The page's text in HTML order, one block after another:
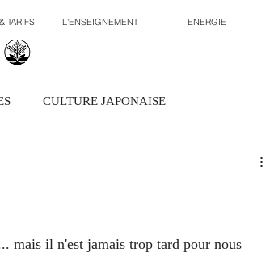
TARIFS L'ENSEIGNEMENT ENERGIE
CULTURE JAPONAISE
mais il n'est jamais trop tard pour nous